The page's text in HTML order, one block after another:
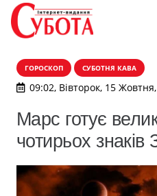
ГОРОСКОП СУБОТНЯ КАВА
09:02, Вівторок, 15
Марс готує
чотирьох знаків